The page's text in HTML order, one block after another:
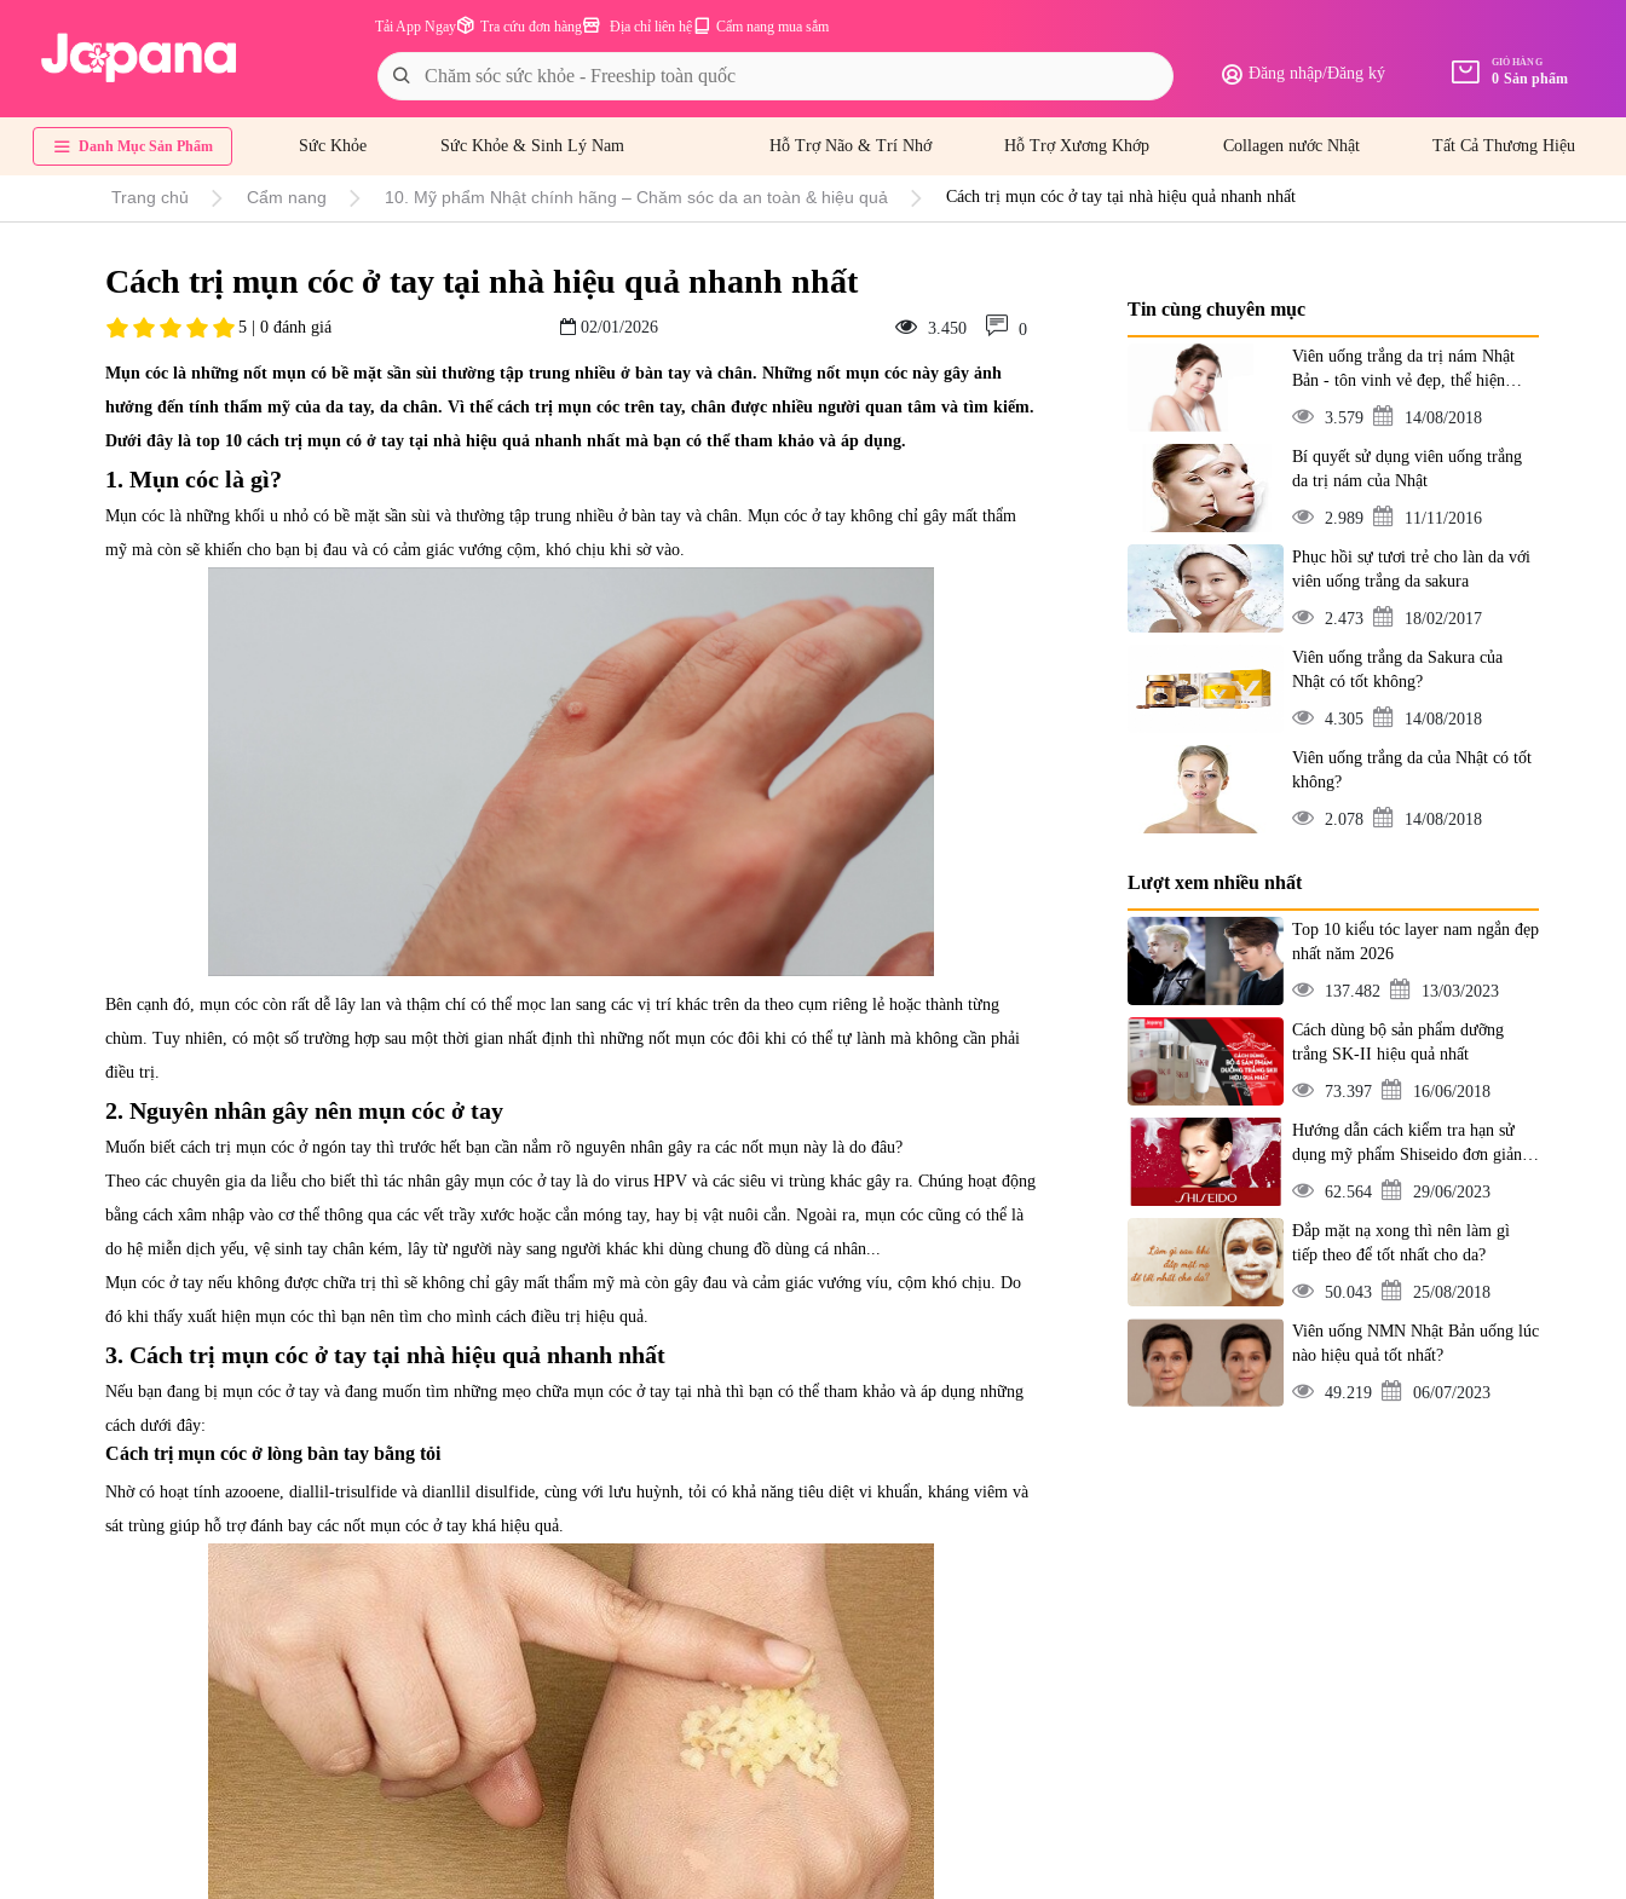
Cẩm nang mua sắm
Địa chỉ liên hệ
Tra cứu đơn hàng
Tải App Ngay
Đăng nhập/Đăng ký
GIỎ HÀNG
0 Sản phẩm
Danh Mục Sản Phẩm Sức Khỏe Sức Khỏe & Sinh Lý Nam Hỗ Trợ Não & Trí Nhớ Hỗ Trợ Xương Khớp Collagen nước Nhật Tất Cả Thương Hiệu
Trang chủ Cẩm nang 10. Mỹ phẩm Nhật chính hãng – Chăm sóc da an toàn & hiệu quả Cách trị mụn cóc ở tay tại nhà hiệu quả nhanh nhất
Cách trị mụn cóc ở tay tại nhà hiệu quả nhanh nhất
5 | 0 đánh giá 02/01/2026 3.450 0
Mụn cóc là những nốt mụn có bề mặt sần sùi thường tập trung nhiều ở bàn tay và chân. Những nốt mụn cóc này gây ảnh
hưởng đến tính thẩm mỹ của da tay, da chân. Vì thế cách trị mụn cóc trên tay, chân được nhiều người quan tâm và tìm kiếm.
Dưới đây là top 10 cách trị mụn có ở tay tại nhà hiệu quả nhanh nhất mà bạn có thể tham khảo và áp dụng.
1. Mụn cóc là gì?
Mụn cóc là những khối u nhỏ có bề mặt sần sùi và thường tập trung nhiều ở bàn tay và chân. Mụn cóc ở tay không chỉ gây mất thẩm
mỹ mà còn sẽ khiến cho bạn bị đau và có cảm giác vướng cộm, khó chịu khi sờ vào.
Bên cạnh đó, mụn cóc còn rất dễ lây lan và thậm chí có thể mọc lan sang các vị trí khác trên da theo cụm riêng lẻ hoặc thành từng
chùm. Tuy nhiên, có một số trường hợp sau một thời gian nhất định thì những nốt mụn cóc đôi khi có thể tự lành mà không cần phải
điều trị.
2. Nguyên nhân gây nên mụn cóc ở tay
Muốn biết cách trị mụn cóc ở ngón tay thì trước hết bạn cần nắm rõ nguyên nhân gây ra các nốt mụn này là do đâu?
Theo các chuyên gia da liễu cho biết thì tác nhân gây mụn cóc ở tay là do virus HPV và các siêu vi trùng khác gây ra. Chúng hoạt động
bằng cách xâm nhập vào cơ thể thông qua các vết trầy xước hoặc cắn móng tay, hay bị vật nuôi cắn. Ngoài ra, mụn cóc cũng có thể là
do hệ miễn dịch yếu, vệ sinh tay chân kém, lây từ người này sang người khác khi dùng chung đồ dùng cá nhân...
Mụn cóc ở tay nếu không được chữa trị thì sẽ không chỉ gây mất thẩm mỹ mà còn gây đau và cảm giác vướng víu, cộm khó chịu. Do
đó khi thấy xuất hiện mụn cóc thì bạn nên tìm cho mình cách điều trị hiệu quả.
3. Cách trị mụn cóc ở tay tại nhà hiệu quả nhanh nhất
Nếu bạn đang bị mụn cóc ở tay và đang muốn tìm những mẹo chữa mụn cóc ở tay tại nhà thì bạn có thể tham khảo và áp dụng những
cách dưới đây:
Cách trị mụn cóc ở lòng bàn tay bằng tỏi
Nhờ có hoạt tính azooene, diallil-trisulfide và dianllil disulfide, cùng với lưu huỳnh, tỏi có khả năng tiêu diệt vi khuẩn, kháng viêm và
sát trùng giúp hỗ trợ đánh bay các nốt mụn cóc ở tay khá hiệu quả.
Tin cùng chuyên mục
Viên uống trắng da trị nám Nhật
Bản - tôn vinh vẻ đẹp, thể hiện
đẳng cấp
3.579 14/08/2018
Bí quyết sử dụng viên uống trắng
da trị nám của Nhật
2.989 11/11/2016
Phục hồi sự tươi trẻ cho làn da với
viên uống trắng da sakura
2.473 18/02/2017
Viên uống trắng da Sakura của
Nhật có tốt không?
4.305 14/08/2018
Viên uống trắng da của Nhật có tốt
không?
2.078 14/08/2018
Lượt xem nhiều nhất
Top 10 kiểu tóc layer nam ngắn đẹp
nhất năm 2026
137.482 13/03/2023
Cách dùng bộ sản phẩm dưỡng
trắng SK-II hiệu quả nhất
73.397 16/06/2018
Hướng dẫn cách kiểm tra hạn sử
dụng mỹ phẩm Shiseido đơn giản
nhất
62.564 29/06/2023
Đắp mặt nạ xong thì nên làm gì
tiếp theo để tốt nhất cho da?
50.043 25/08/2018
Viên uống NMN Nhật Bản uống lúc
nào hiệu quả tốt nhất?
49.219 06/07/2023